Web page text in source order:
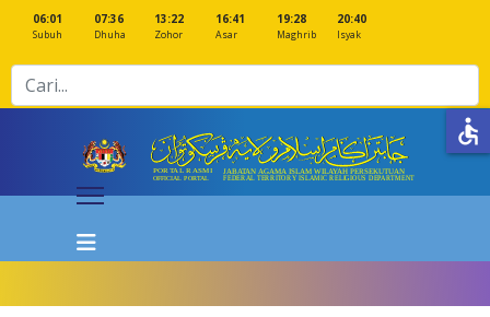
06:01
Subuh
07:36
Dhuha
13:22
Zohor
16:41
Asar
19:28
Maghrib
20:40
Isyak
Cari
accessible